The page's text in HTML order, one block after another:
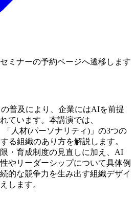
ミナーの予約ページへ遷移します
普及により、企業にはAIを前提
ています。本講演では、
「人材(パーソナリティ)」の3つの
る組織のあり方を解説します。
・育成制度の見直しに加え、AI
やリーダーシップについて具体例
的な競争力を生み出す組織デザイ
します。